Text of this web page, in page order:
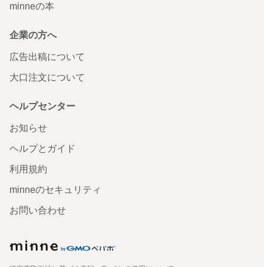
minneの本
企業の方へ
広告出稿について
大口注文について
ヘルプセンター
お知らせ
ヘルプとガイド
利用規約
minneのセキュリティ
お問い合わせ